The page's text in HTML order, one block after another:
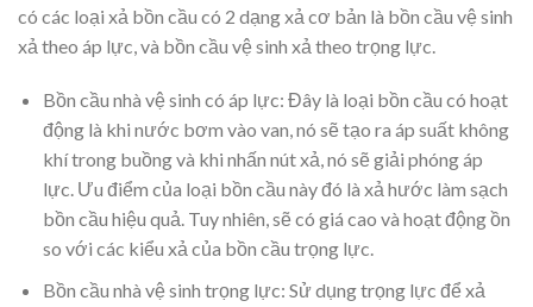
có các loại xả bồn cầu có 2 dạng xả cơ bản là bồn cầu vệ sinh
xả theo áp lực, và bồn cầu vệ sinh xả theo trọng lực.
Bồn cầu nhà vệ sinh có áp lực: Đây là loại bồn cầu có hoạt
động là khi nước bơm vào van, nó sẽ tạo ra áp suất không
khí trong buồng và khi nhấn nút xả, nó sẽ giải phóng áp
lực. Ưu điểm của loại bồn cầu này đó là xả hước làm sạch
bồn cầu hiệu quả. Tuy nhiên, sẽ có giá cao và hoạt động ồn
so với các kiểu xả của bồn cầu trọng lực.
Bồn cầu nhà vệ sinh trọng lực: Sử dụng trọng lực để xả